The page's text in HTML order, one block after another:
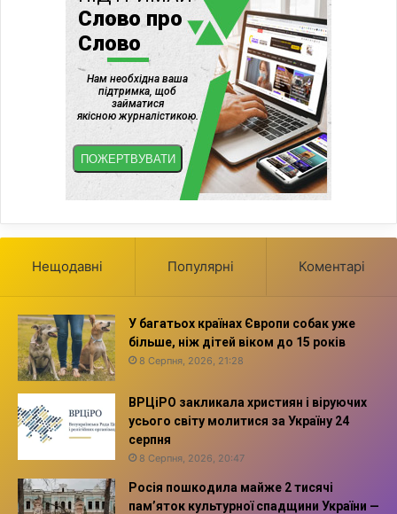
Нещодавні Популярні Коментарі
У багатьох країнах Європи собак уже
більше, ніж дітей віком до 15 років
8 Серпня, 2026, 21:28
ВРЦіРО закликала християн і віруючих
усього світу молитися за Україну 24
серпня
8 Серпня, 2026, 20:47
Росія пошкодила майже 2 тисячі
пам’яток культурної спадщини України —